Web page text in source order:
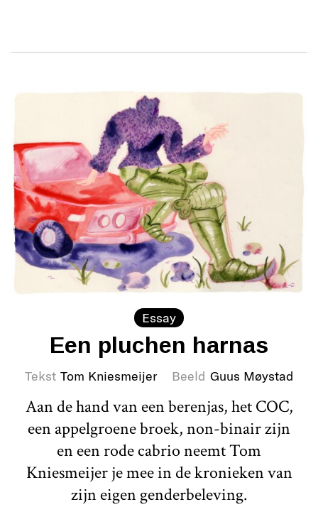
Essay
Een pluchen harnas
Tekst Tom Kniesmeijer Beeld Guus Møystad
Aan de hand van een berenjas, het COC,
een appelgroene broek, non-binair zijn
en een rode cabrio neemt Tom
Kniesmeijer je mee in de kronieken van
zijn eigen genderbeleving.